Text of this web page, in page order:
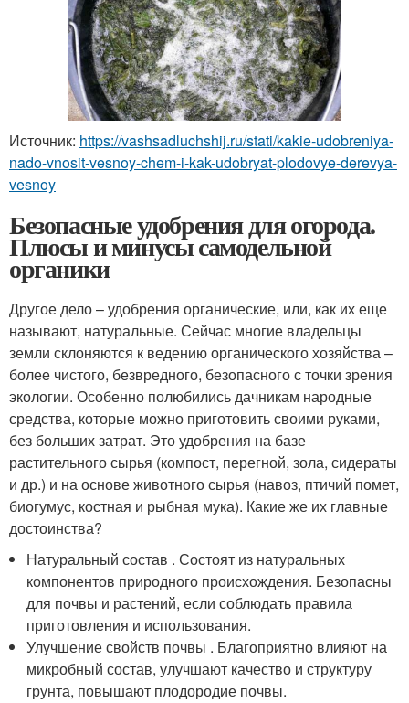
Источник: https://vashsadluchshij.ru/stati/kakie-udobreniya-
nado-vnosit-vesnoy-chem-i-kak-udobryat-plodovye-derevya-
vesnoy
Безопасные удобрения для огорода.
Плюсы и минусы самодельной
органики
Другое дело – удобрения органические, или, как их еще
называют, натуральные. Сейчас многие владельцы
земли склоняются к ведению органического хозяйства –
более чистого, безвредного, безопасного с точки зрения
экологии. Особенно полюбились дачникам народные
средства, которые можно приготовить своими руками,
без больших затрат. Это удобрения на базе
растительного сырья (компост, перегной, зола, сидераты
и др.) и на основе животного сырья (навоз, птичий помет,
биогумус, костная и рыбная мука). Какие же их главные
достоинства?
Натуральный состав . Состоят из натуральных
компонентов природного происхождения. Безопасны
для почвы и растений, если соблюдать правила
приготовления и использования.
Улучшение свойств почвы . Благоприятно влияют на
микробный состав, улучшают качество и структуру
грунта, повышают плодородие почвы.